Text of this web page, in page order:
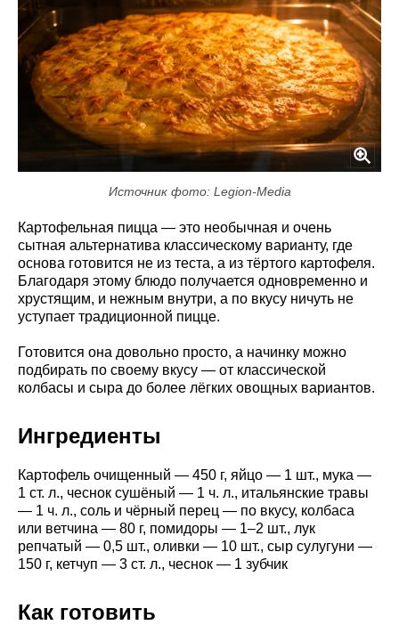
Источник фото: Legion-Media
Картофельная пицца — это необычная и очень
сытная альтернатива классическому варианту, где
основа готовится не из теста, а из тёртого картофеля.
Благодаря этому блюдо получается одновременно и
хрустящим, и нежным внутри, а по вкусу ничуть не
уступает традиционной пицце.
Готовится она довольно просто, а начинку можно
подбирать по своему вкусу — от классической
колбасы и сыра до более лёгких овощных вариантов.
Ингредиенты
Картофель очищенный — 450 г, яйцо — 1 шт., мука —
1 ст. л., чеснок сушёный — 1 ч. л., итальянские травы
— 1 ч. л., соль и чёрный перец — по вкусу, колбаса
или ветчина — 80 г, помидоры — 1–2 шт., лук
репчатый — 0,5 шт., оливки — 10 шт., сыр сулугуни —
150 г, кетчуп — 3 ст. л., чеснок — 1 зубчик
Как готовить